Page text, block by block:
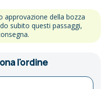
approvazione della bozza
subito questi passaggi,
l'ordine